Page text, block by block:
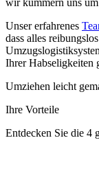
wir kümmern uns
Unser erfahrenes
dass alles
Ihrer Habseligkeiten
Umziehen leicht
Ihre Vorteile
Entdecken Sie die 4